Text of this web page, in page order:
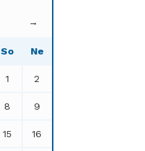
→
So Ne
1 2
8 9
15 16